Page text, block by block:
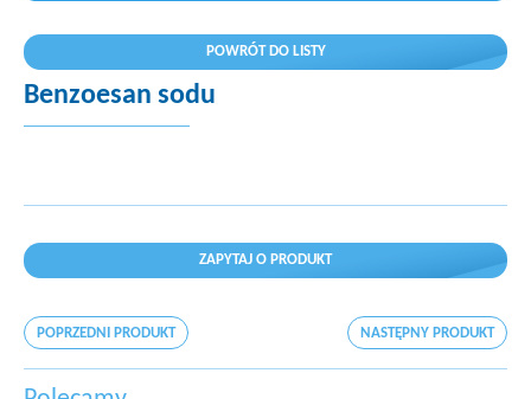
POWRÓT DO LISTY
Benzoesan sodu
ZAPYTAJ O PRODUKT
POPRZEDNI PRODUKT NASTĘPNY PRODUKT